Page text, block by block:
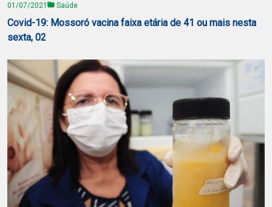
01/07/2021 Saúde
Covid-19: Mossoró vacina faixa etária de 41 ou mais nesta
sexta, 02